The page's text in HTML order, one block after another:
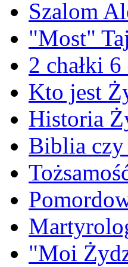
Szalom
"Most"
2 chałki
Kto jest
Historia
Biblia czy
"Moi